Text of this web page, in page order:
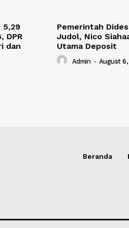
5,29
DPR
dan
Pemerintah
Judol, Nico
Utama Deposit
Admin - August
Beranda